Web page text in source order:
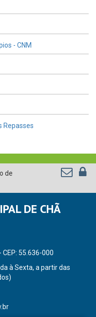
- CNM
Repasses
de
DE CHÃ
55.636-000
à Sexta, a partir das